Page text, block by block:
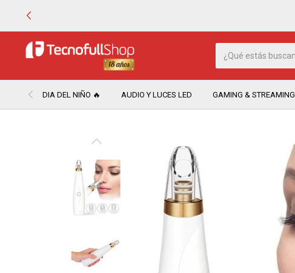
DIA DEL NIÑO 🔥 AUDIO Y LUCES LED GAMING & STREAMING